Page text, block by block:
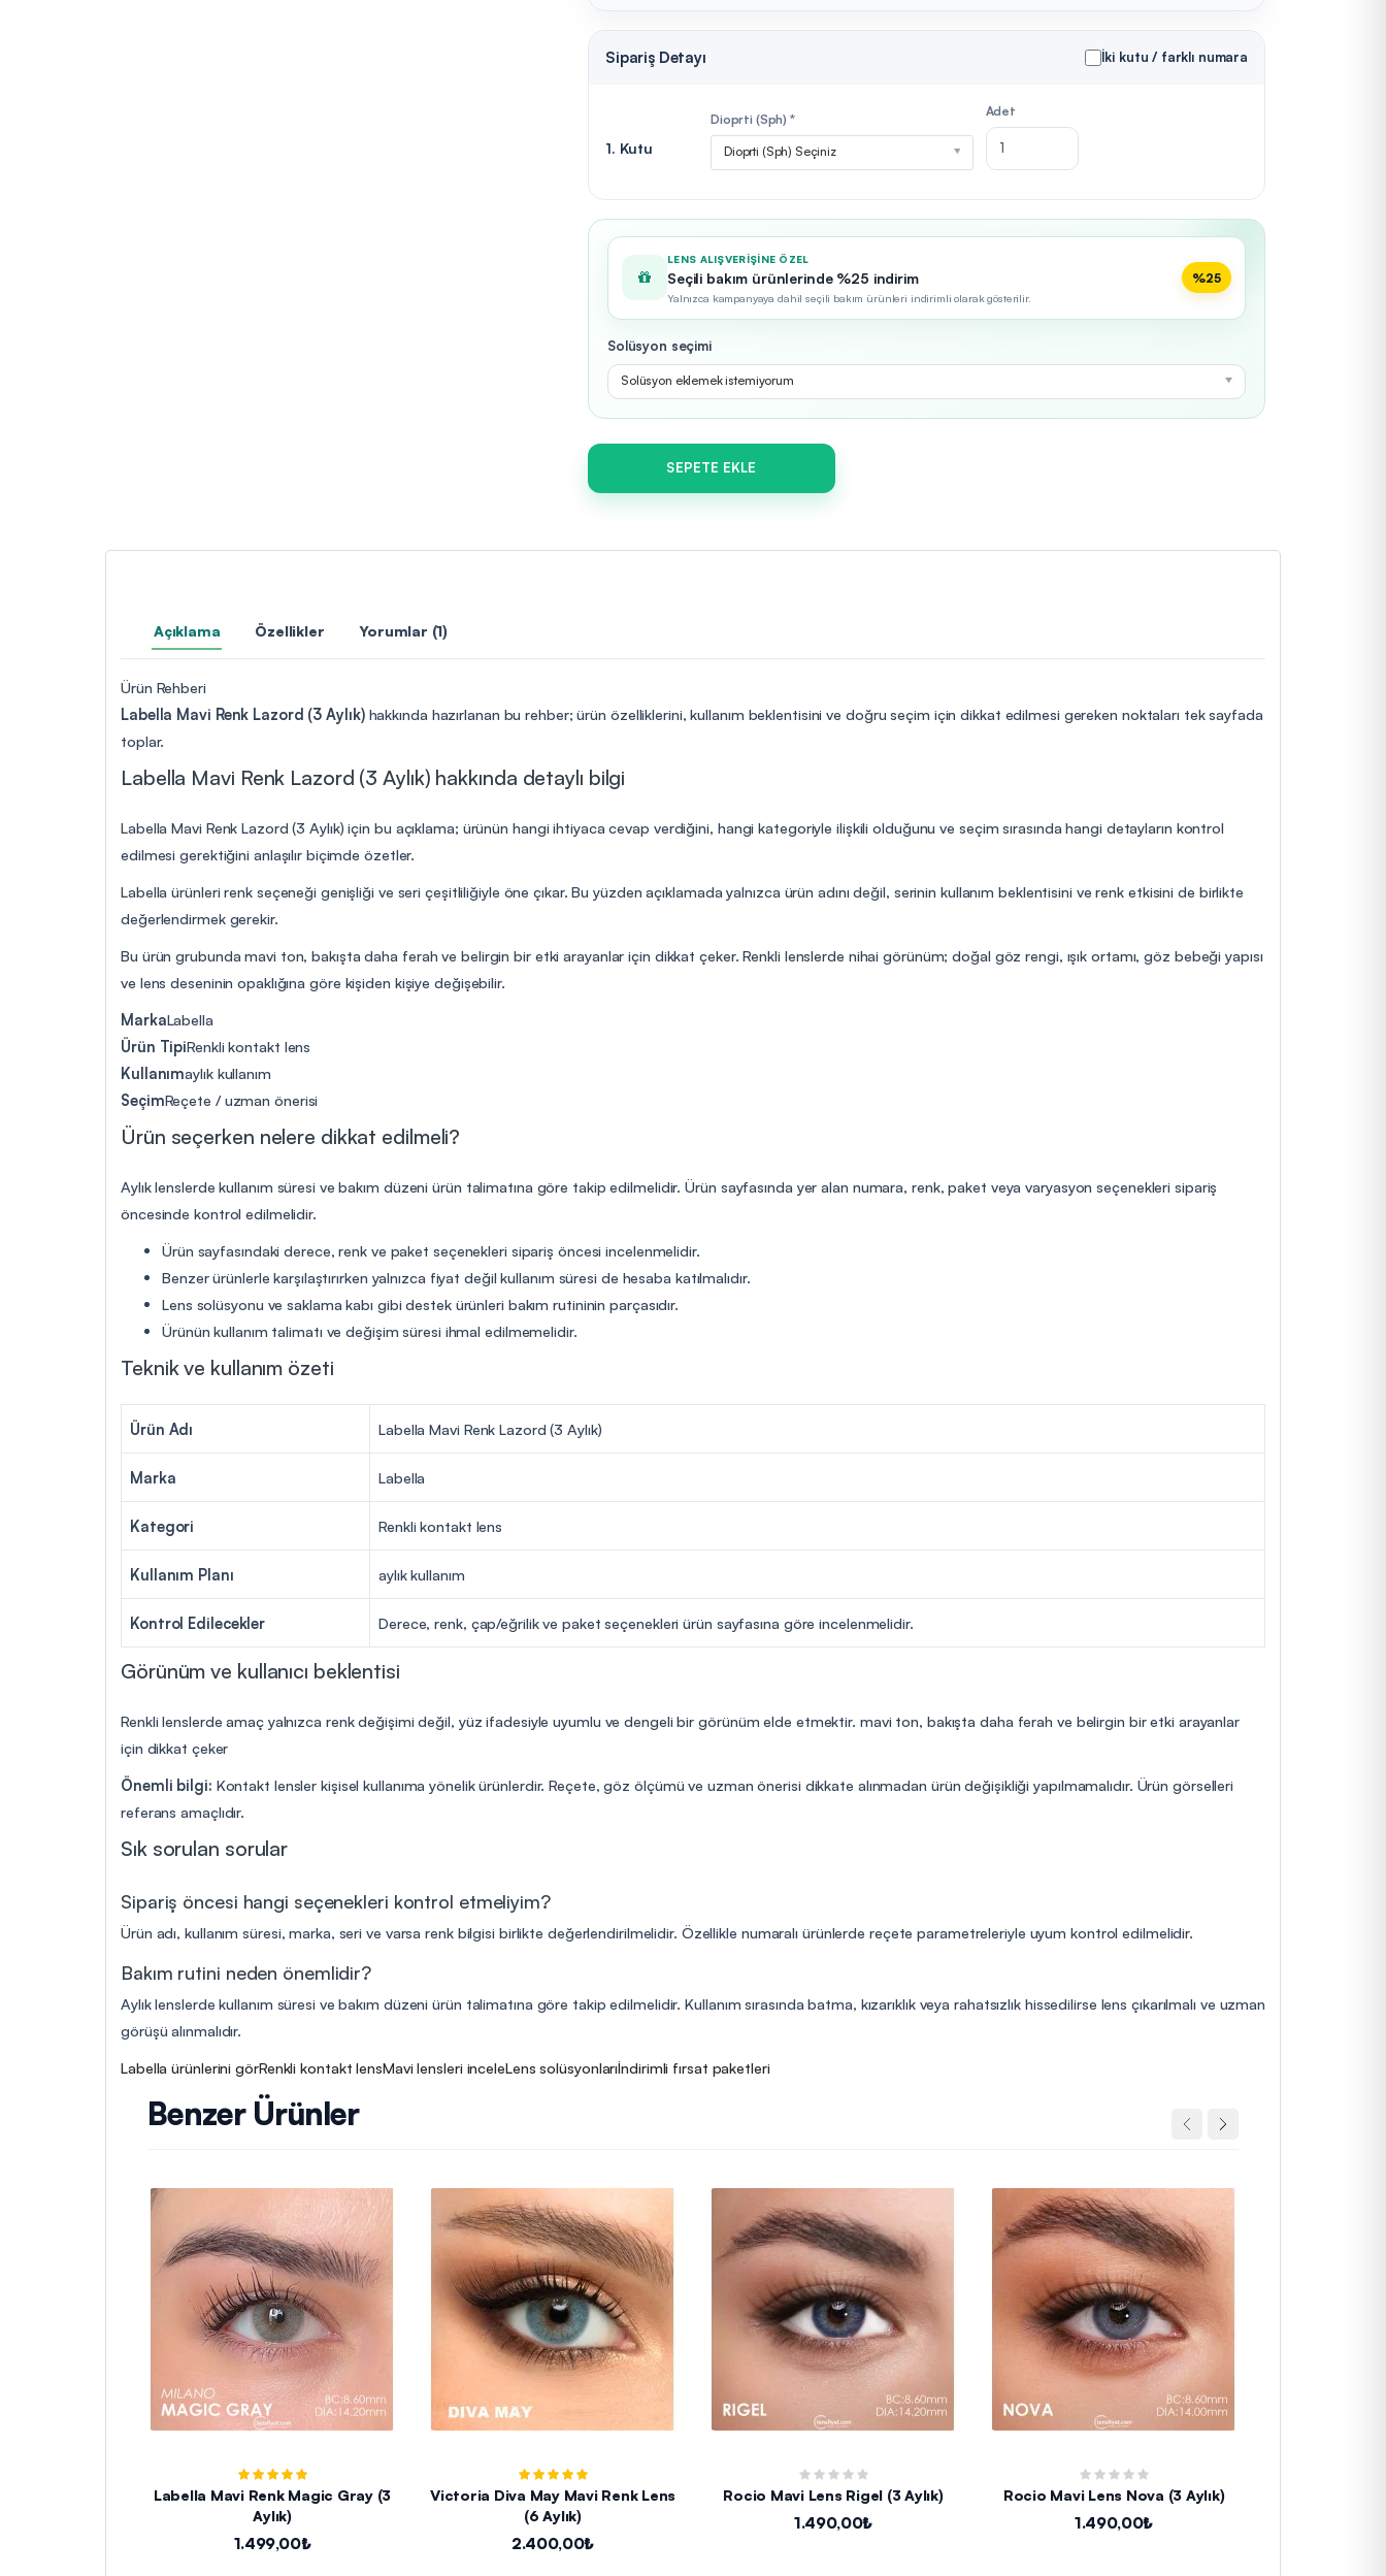
Sipariş Detayı İki kutu / farklı numara
1. Kutu
Dioprti (Sph) *
Dioprti (Sph) Seçiniz
Adet
LENS ALIŞVERIŞINE ÖZEL
Seçili bakım ürünlerinde %25 indirim
Yalnızca kampanyaya dahil seçili bakım ürünleri indirimli olarak gösterilir.
%25
Solüsyon seçimi
Solüsyon eklemek istemiyorum
SEPETE EKLE
Açıklama Özellikler Yorumlar (1)
Ürün Rehberi
Labella Mavi Renk Lazord (3 Aylık)hakkında hazırlanan bu rehber; ürün özelliklerini, kullanım beklentisini ve doğru seçim için dikkat edilmesi gereken noktaları tek sayfada
toplar.
Labella Mavi Renk Lazord (3 Aylık) hakkında detaylı bilgi
Labella Mavi Renk Lazord (3 Aylık) için bu açıklama; ürünün hangi ihtiyaca cevap verdiğini, hangi kategoriyle ilişkili olduğunu ve seçim sırasında hangi detayların kontrol
edilmesi gerektiğini anlaşılır biçimde özetler.
Labella ürünleri renk seçeneği genişliği ve seri çeşitliliğiyle öne çıkar. Bu yüzden açıklamada yalnızca ürün adını değil, serinin kullanım beklentisini ve renk etkisini de birlikte
değerlendirmek gerekir.
Bu ürün grubunda mavi ton, bakışta daha ferah ve belirgin bir etki arayanlar için dikkat çeker. Renkli lenslerde nihai görünüm; doğal göz rengi, ışık ortamı, göz bebeği yapısı
ve lens deseninin opaklığına göre kişiden kişiye değişebilir.
MarkaLabella
Ürün TipiRenkli kontakt lens
Kullanımaylık kullanım
SeçimReçete / uzman önerisi
Ürün seçerken nelere dikkat edilmeli?
Aylık lenslerde kullanım süresi ve bakım düzeni ürün talimatına göre takip edilmelidir. Ürün sayfasında yer alan numara, renk, paket veya varyasyon seçenekleri sipariş
öncesinde kontrol edilmelidir.
Ürün sayfasındaki derece, renk ve paket seçenekleri sipariş öncesi incelenmelidir.
Benzer ürünlerle karşılaştırırken yalnızca fiyat değil kullanım süresi de hesaba katılmalıdır.
Lens solüsyonu ve saklama kabı gibi destek ürünleri bakım rutininin parçasıdır.
Ürünün kullanım talimatı ve değişim süresi ihmal edilmemelidir.
Teknik ve kullanım özeti
Ürün Adı Labella Mavi Renk Lazord (3 Aylık)
Marka Labella
Kategori Renkli kontakt lens
Kullanım Planı aylık kullanım
Kontrol Edilecekler Derece, renk, çap/eğrilik ve paket seçenekleri ürün sayfasına göre incelenmelidir.
Görünüm ve kullanıcı beklentisi
Renkli lenslerde amaç yalnızca renk değişimi değil, yüz ifadesiyle uyumlu ve dengeli bir görünüm elde etmektir. mavi ton, bakışta daha ferah ve belirgin bir etki arayanlar
için dikkat çeker
Önemli bilgi: Kontakt lensler kişisel kullanıma yönelik ürünlerdir. Reçete, göz ölçümü ve uzman önerisi dikkate alınmadan ürün değişikliği yapılmamalıdır. Ürün görselleri
referans amaçlıdır.
Sık sorulan sorular
Sipariş öncesi hangi seçenekleri kontrol etmeliyim?
Ürün adı, kullanım süresi, marka, seri ve varsa renk bilgisi birlikte değerlendirilmelidir. Özellikle numaralı ürünlerde reçete parametreleriyle uyum kontrol edilmelidir.
Bakım rutini neden önemlidir?
Aylık lenslerde kullanım süresi ve bakım düzeni ürün talimatına göre takip edilmelidir. Kullanım sırasında batma, kızarıklık veya rahatsızlık hissedilirse lens çıkarılmalı ve uzman
görüşü alınmalıdır.
Labella ürünlerini görRenkli kontakt lensMavi lensleri inceleLens solüsyonlarıİndirimli fırsat paketleri
Benzer Ürünler
Labella Mavi Renk Magic Gray (3
Aylık)
1.499,00₺
Victoria Diva May Mavi Renk Lens
(6 Aylık)
2.400,00₺
Rocio Mavi Lens Rigel (3 Aylık)
1.490,00₺
Rocio Mavi Lens Nova (3 Aylık)
1.490,00₺